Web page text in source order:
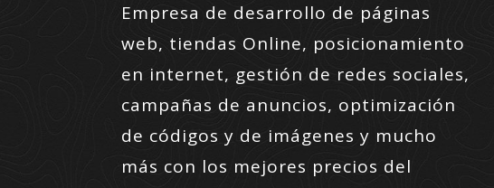
Empresa de desarrollo de páginas
web, tiendas Online, posicionamiento
en internet, gestión de redes sociales,
campañas de anuncios, optimización
de códigos y de imágenes y mucho
más con los mejores precios del